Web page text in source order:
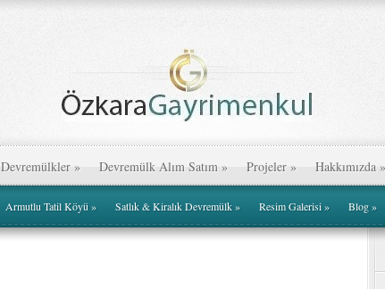
Devremülkler » Devremülk Alım Satım » Projeler » Hakkımızda »
Armutlu Tatil Köyü» Satlık & Kiralık Devremülk» Resim Galerisi» Blog»